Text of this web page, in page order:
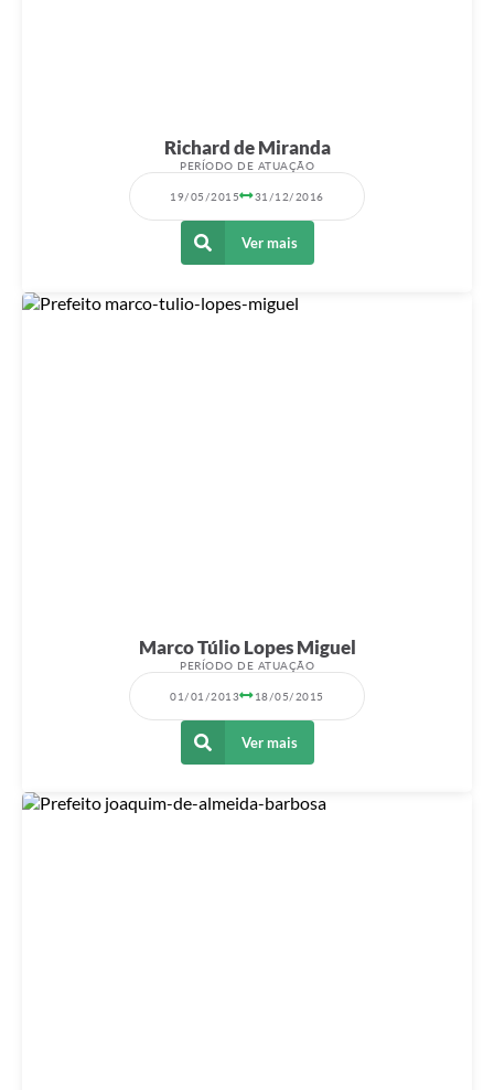
Richard de Miranda
PERÍODO DE ATUAÇÃO
19/05/2015 31/12/2016
Ver mais
Marco Túlio Lopes Miguel
PERÍODO DE ATUAÇÃO
01/01/2013 18/05/2015
Ver mais